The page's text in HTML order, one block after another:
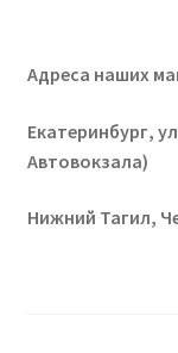
Адреса наших
Екатеринбург,
Автовокзала)
Нижний Тагил,